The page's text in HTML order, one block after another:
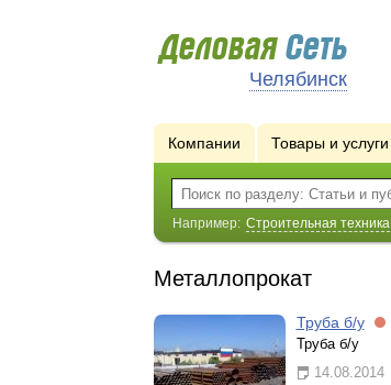
Челябинск
Компании Товары и услуги
Например: Строительная техника
Металлопрокат
Труба б/у
Труба б/у
14.08.2014